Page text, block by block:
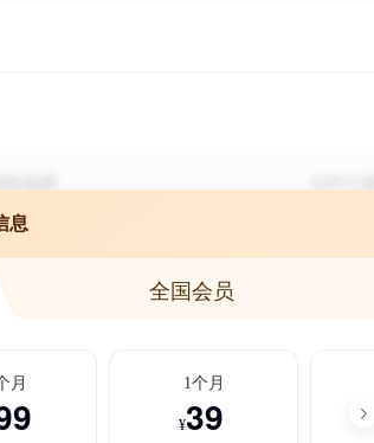
息
全国会员
月 1个月
¥39